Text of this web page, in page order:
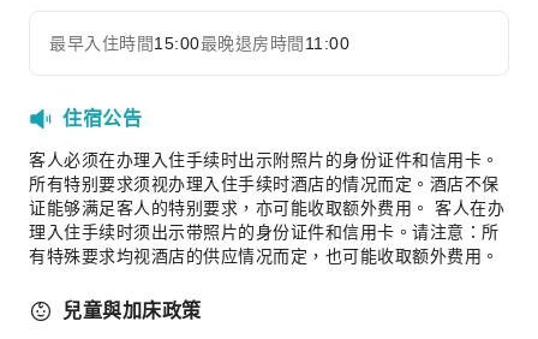
公共區域設施
公共區域wifi
共用廚房
電梯
禮品店
停車場
櫃檯服務
展開全部
最早入住時間15:00最晚退房時間 11:00
住宿公告
客人必须在办理入住手续时出示附照片的身份证件和信用卡。
所有特别要求须视办理入住手续时酒店的情况而定。酒店不保
证能够满足客人的特别要求，亦可能收取额外费用。 客人在办
理入住手续时须出示带照片的身份证件和信用卡。请注意：所
有特殊要求均视酒店的供应情况而定，也可能收取额外费用。
兒童與加床政策